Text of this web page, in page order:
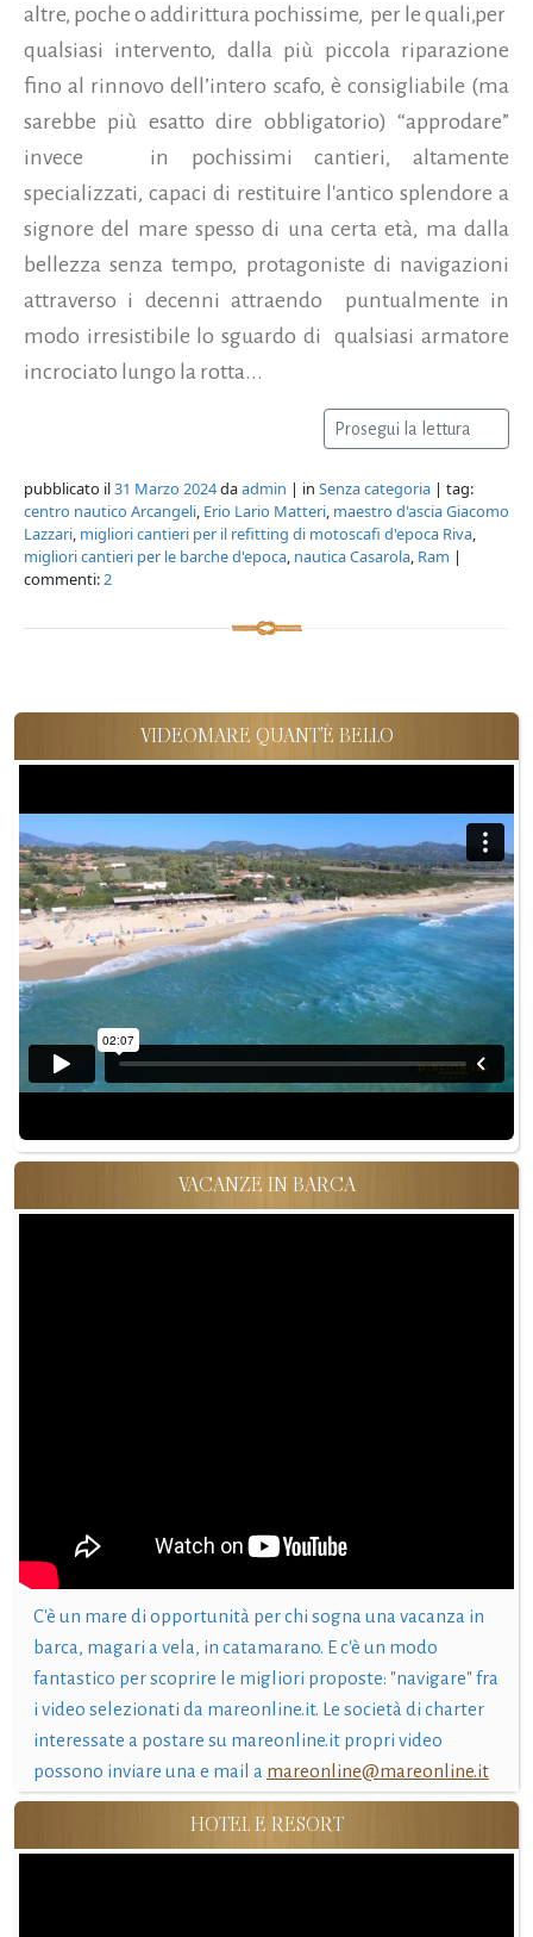
altre, poche o addirittura pochissime, per le quali,per
qualsiasi intervento, dalla più piccola riparazione
fino al rinnovo dell’intero scafo, è consigliabile (ma
sarebbe più esatto dire obbligatorio) “approdare”
invece in pochissimi cantieri, altamente
specializzati, capaci di restituire l'antico splendore a
signore del mare spesso di una certa età, ma dalla
bellezza senza tempo, protagoniste di navigazioni
attraverso i decenni attraendo puntualmente in
modo irresistibile lo sguardo di qualsiasi armatore
incrociato lungo la rotta...
Prosegui la lettura
pubblicato il31 Marzo 2024daadmin | in Senza categoria | tag:
centro nautico Arcangeli, Erio Lario Matteri, maestro d'ascia Giacomo
Lazzari, migliori cantieri per il refitting di motoscafi d'epoca Riva,
migliori cantieri per le barche d'epoca, nautica Casarola, Ram |
commenti:2
VIDEOMARE QUANT'È BELLO
VACANZE IN BARCA
C'è un mare di opportunità per chi sogna una vacanza in
barca, magari a vela, in catamarano. E c'è un modo
fantastico per scoprire le migliori proposte: "navigare" fra
i video selezionati da mareonline.it. Le società di charter
interessate a postare su mareonline.it propri video
possono inviare una e mail a mareonline@mareonline.it
HOTEL E RESORT